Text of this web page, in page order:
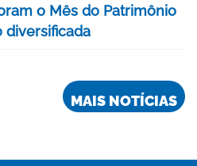
o Mês do Patrimônio
diversificada
MAIS NOTÍCIAS